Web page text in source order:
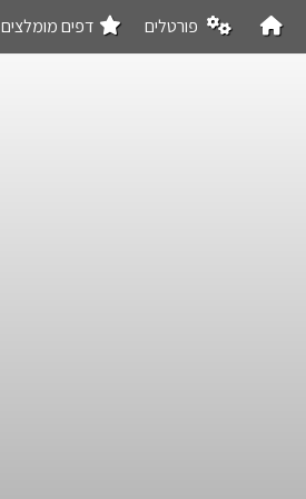
פורטלים דפים מומלצים